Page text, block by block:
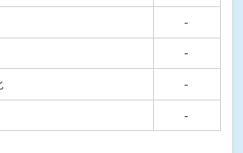
-
-
-
-